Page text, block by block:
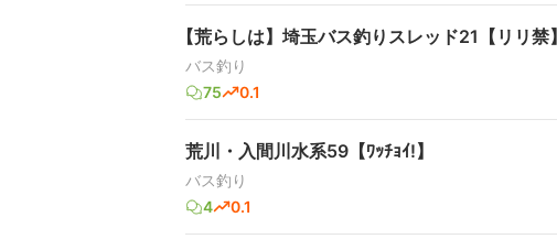
【荒らしは】埼玉バス釣りスレッド21【リリ禁】
バス釣り
75
0.1
荒川・入間川水系59【ﾜｯﾁｮｲ!】
バス釣り
4
0.1